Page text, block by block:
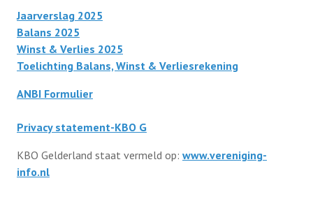
Jaarverslag 2025
Balans 2025
Winst & Verlies 2025
Toelichting Balans, Winst & Verliesrekening
ANBI Formulier
Privacy statement-KBO G
KBO Gelderland staat vermeld op: www.vereniging-
info.nl